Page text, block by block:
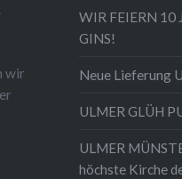
wir
WIR FEIERN 10
GINS!
Neue Lieferung
ULMER GLÜH
ULMER
höchste Kirche